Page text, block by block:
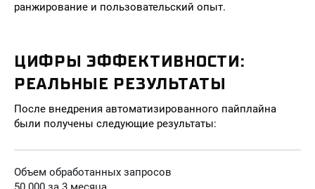
ранжирование и пользовательский опыт.
ЦИФРЫ ЭФФЕКТИВНОСТИ:
РЕАЛЬНЫЕ РЕЗУЛЬТАТЫ
После внедрения автоматизированного пайплайна
были получены следующие результаты:
Объем обработанных запросов